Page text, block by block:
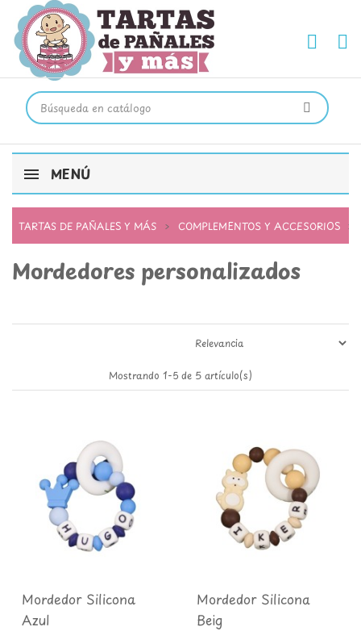
MENÚ
TARTAS DE PAÑALES Y MÁS COMPLEMENTOS Y ACCESORIOS
Mordedores personalizados
Mostrando 1-5 de 5 artículo(s)
Mordedor Silicona
Azul
Mordedor Silicona
Beig